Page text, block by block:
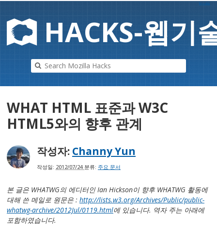
Mozilla
HACKS-웹기
WHAT HTML 표준과 W3C
HTML5와의 향후 관계
작성자: Channy Yun
작성일: 2012/07/24 분류: 주요 문서
본 글은 WHATWG의 에디터인 Ian Hickson이 향후 WHATWG 활동에
대해 쓴 메일로 원문은 : http://lists.w3.org/Archives/Public/public-
whatwg-archive/2012Jul/0119.html에 있습니다. 역자 주는 아래에
포함하였습니다.